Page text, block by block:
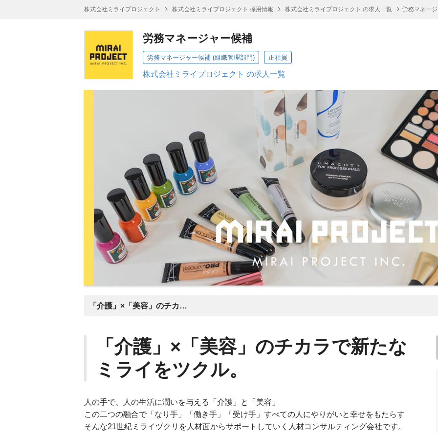
株式会社ミライプロジェクト 株式会社ミライプロジェクト 採用情報 株式会社ミライプロジェクト の求人一覧 労務マネー
労務マネージャー候補
労務マネージャー候補 (組織管理部門) 正社員
株式会社ミライプロジェクト の求人一覧
「介護」×「美容」のチカラで新たなミライをツクル。
「介護」×「美容」のチカラで新たな
ミライをツクル。
人の手で、人の生活に潤いを与える「介護」と「美容」
この二つの融合で「なり手」「働き手」「受け手」すべての人にやりがいと幸せをもたらす
そんな21世紀ミライヅクリを人材面からサポートしていく人材コンサルティング会社です。